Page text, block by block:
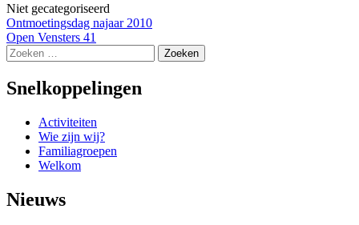
Niet gecategoriseerd
Bericht
navigatie
Ontmoetingsdag najaar 2010
Open Vensters 41
Zoeken
naar:
Snelkoppelingen
Activiteiten
Wie zijn wij?
Familiagroepen
Welkom
Nieuws